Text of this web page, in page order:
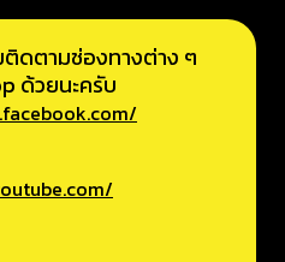
ดตามช่องทางต่าง ๆ
ด้วยนะครับ